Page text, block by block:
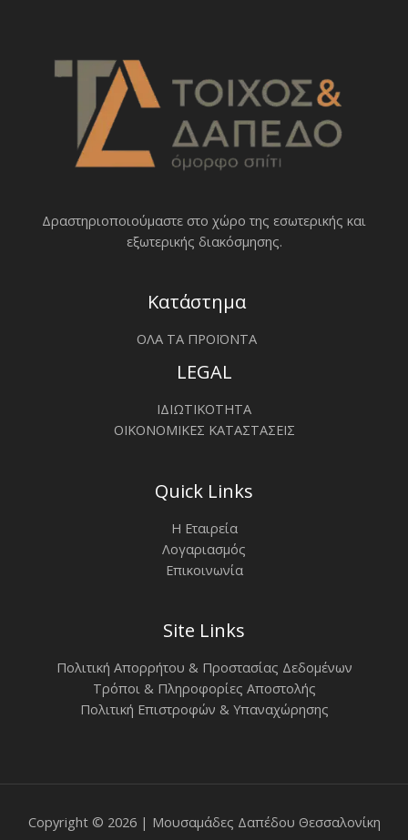
Δραστηριοποιoύμαστε στο χώρο της εσωτερικής και
εξωτερικής διακόσμησης.
Κατάστημα
ΟΛΑ ΤΑ ΠΡΟΪΟΝΤΑ
LEGAL
ΙΔΙΩΤΙΚΟΤΗΤΑ
ΟΙΚΟΝΟΜΙΚΕΣ ΚΑΤΑΣΤΑΣΕΙΣ
Quick Links
Η Εταιρεία
Λογαριασμός
Επικοινωνία
Site Links
Πολιτική Απορρήτου & Προστασίας Δεδομένων
Τρόποι & Πληροφορίες Αποστολής
Πολιτική Επιστροφών & Υπαναχώρησης
Copyright © 2026 | Μουσαμάδες Δαπέδου Θεσσαλονίκη